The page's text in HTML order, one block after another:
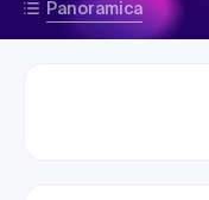
Panoramica